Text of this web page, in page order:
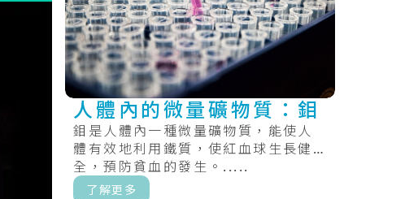
人體內的微量礦物質：鉬
鉬是人體內一種微量礦物質，能使人
體有效地利用鐵質，使紅血球生長健
全，預防貧血的發生。.....
了解更多